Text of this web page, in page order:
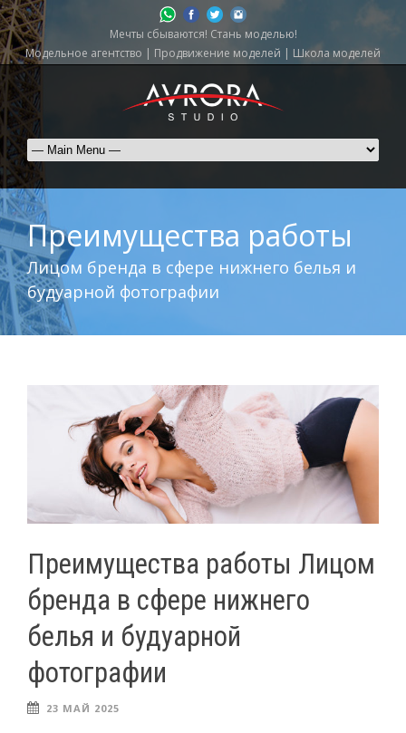
Мечты сбываются! Стань моделью!
Модельное агентство | Продвижение моделей | Школа моделей
Преимущества работы
Лицом бренда в сфере нижнего белья и
будуарной фотографии
Преимущества работы Лицом
бренда в сфере нижнего
белья и будуарной
фотографии
23 МАЙ 2025